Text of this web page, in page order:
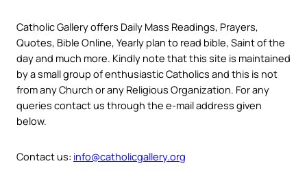
Catholic Gallery offers Daily Mass Readings, Prayers,
Quotes, Bible Online, Yearly plan to read bible, Saint of the
day and much more. Kindly note that this site is maintained
by a small group of enthusiastic Catholics and this is not
from any Church or any Religious Organization. For any
queries contact us through the e-mail address given
below.
Contact us: info@catholicgallery.org